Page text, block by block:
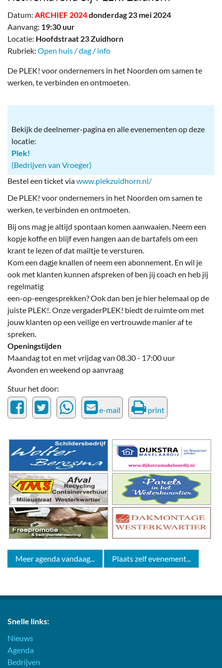
Datum: ARCHIEF 2024donderdag 23 mei 2024
Aanvang: 19:30 uur
Locatie: Hoofdstraat 23 Zuidhorn
Rubriek: Open huis / dag / info
De PLEK! voor ondernemers in het Noorden om samen te
werken, te verbinden en ontmoeten.
Bekijk de deelnemer-pagina en alle evenementen op deze
locatie:
Plek!
(Bedrijven van Vroeger)
Bestel een ticket viawww.plekzuidhorn.nl/
De PLEK! voor ondernemers in het Noorden om samen te
werken, te verbinden en ontmoeten.
Bij ons mag je altijd spontaan komen aanwaaien. Neem een
kopje koffie en blijf even hangen aan de bartafels om een
krant te lezen of dat mailtje te versturen.
Kom een dagje knallen of neem een abonnement. En wil je
ook met klanten kunnen afspreken of ben jij coach en heb jij
regelmatig
een-op-eengesprekken? Ook dan ben je hier helemaal op de
juiste PLEK!. Onze vergaderPLEK! biedt de ruimte om met
jouw klanten op een veilige en vertrouwde manier af te
spreken.
Openingstijden
Maandag tot en met vrijdag van 08.30 - 17:00 uur
Avonden en weekend op aanvraag
Stuur het door:
e-mail print
Meer agenda vandaag... Plaats zelf evenement...
Snelle links:
Nieuws
Agenda
Bedrijven